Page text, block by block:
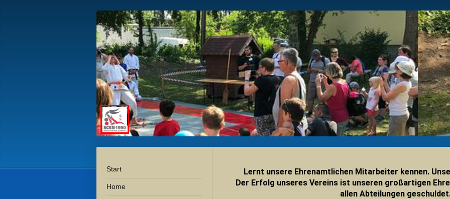
Start
Home
Lernt unsere Ehrenamtlichen Mitarbeiter kennen.
Der Erfolg unseres Vereins ist unseren großartigen
allen Abteilungen